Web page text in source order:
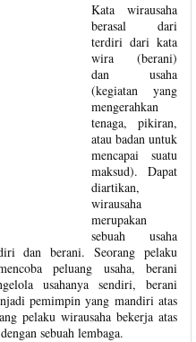
Kata wirausaha
berasal dari
terdiri dari kata
wira (berani)
dan usaha
(kegiatan yang
mengerahkan
tenaga, pikiran,
atau badan untuk
mencapai suatu
maksud). Dapat
diartikan,
wirausaha
merupakan
sebuah usaha
dan berani. Seorang pelaku
peluang usaha, berani
usahanya sendiri, berani
pemimpin yang mandiri atas
pelaku wirausaha bekerja atas
sebuah lembaga.